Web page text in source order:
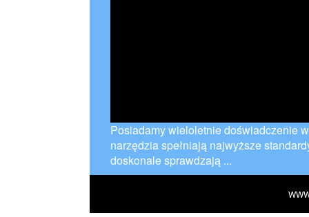
Posiadamy wieloletnie doświadczenie
narzędzia spełniają najwyższe
doskonale sprawdzają ...